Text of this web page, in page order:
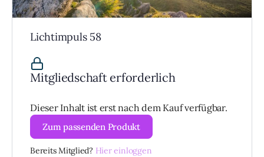
Lichtimpuls 58
Mitgliedschaft erforderlich
Dieser Inhalt ist erst nach dem Kauf verfügbar.
Zum passenden Produkt
Bereits Mitglied? Hier einloggen